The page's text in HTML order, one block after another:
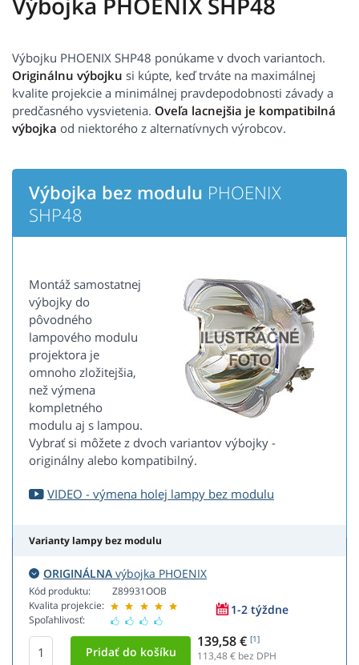
Výbojku PHOENIX SHP48 ponúkame v dvoch variantoch.
Originálnu výbojku si kúpte, keď trváte na maximálnej
kvalite projekcie a minimálnej pravdepodobnosti závady a
predčasného vysvietenia. Oveľa lacnejšia je kompatibilná
výbojka od niektorého z alternatívnych výrobcov.
Výbojka bez modulu PHOENIX
SHP48
Montáž samostatnej
výbojky do
pôvodného
lampového modulu
projektora je
omnoho zložitejšia,
než výmena
kompletného
modulu aj s lampou.
Vybrať si môžete z dvoch variantov výbojky -
originálny alebo kompatibilný.
VIDEO - výmena holej lampy bez modulu
Varianty lampy bez modulu
ORIGINÁLNA výbojka PHOENIX
Kód produktu:
Kvalita projekcie:
Spoľahlivosť:
Z89931OOB
1-2 týždne
139,58 € [1]
113,48€ bez DPH